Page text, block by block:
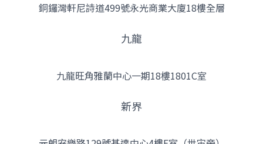
銅鑼灣軒尼詩道499號永光商業大廈18樓全層
九龍
九龍旺角雅蘭中心一期18樓1801C室
新界